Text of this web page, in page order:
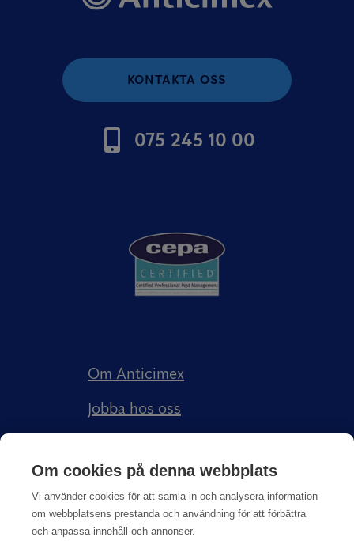
KONTAKTA OSS
075 245 10 00
Om Anticimex
Jobba hos oss
Anticimex Försäkringar AB
Om cookies på denna webbplats
Vi använder cookies för att samla in och analysera information
om webbplatsens prestanda och användning för att förbättra
och anpassa innehåll och annonser.